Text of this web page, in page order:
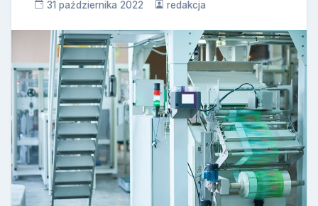
31 października 2022 redakcja